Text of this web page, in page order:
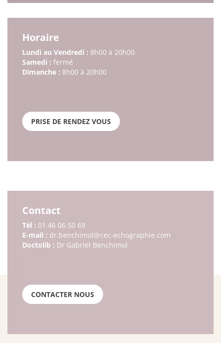
Horaire
Lundi au Vendredi : 8h00 à 20h00
Samedi : fermé
Dimanche : 8h00 à 20h00
PRISE DE RENDEZ VOUS
Contact
Tél : 01 46 06 50 69
E-mail : dr.benchimol@cec-echographie.com
Doctolib : Dr Gabriel Benchimol
CONTACTER NOUS